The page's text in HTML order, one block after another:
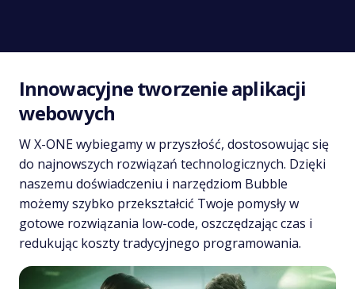
Innowacyjne tworzenie aplikacji
webowych
W X-ONE wybiegamy w przyszłość, dostosowując się
do najnowszych rozwiązań technologicznych. Dzięki
naszemu doświadczeniu i narzędziom Bubble
możemy szybko przekształcić Twoje pomysły w
gotowe rozwiązania low-code, oszczędzając czas i
redukując koszty tradycyjnego programowania.